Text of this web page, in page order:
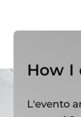
How I
L'evento